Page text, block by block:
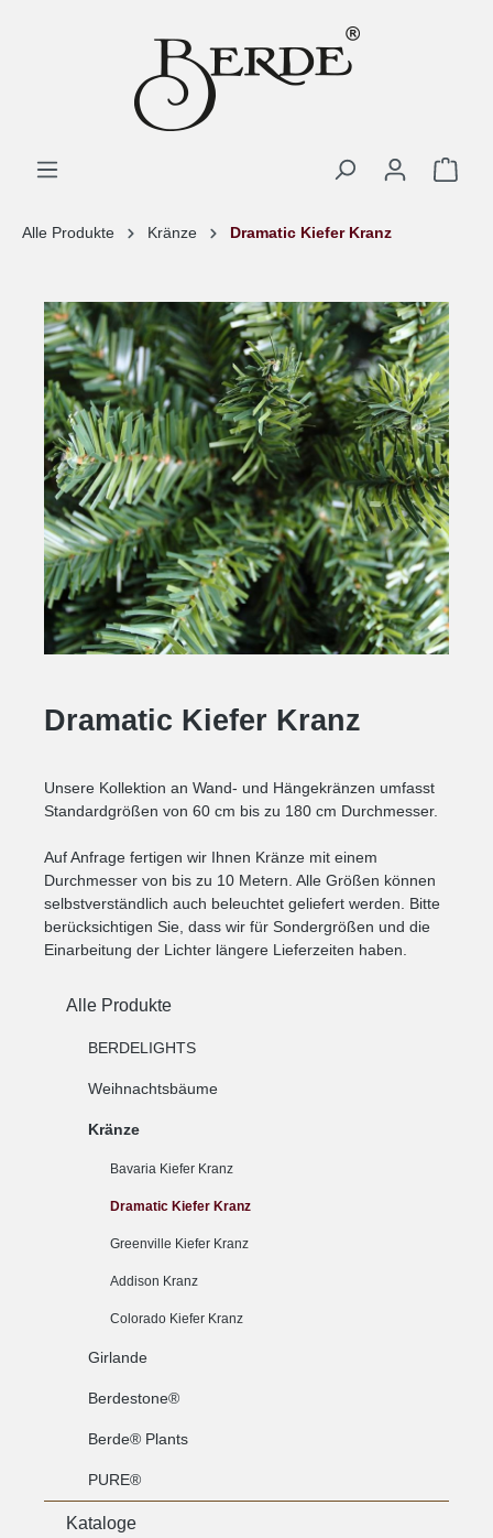
Alle Produkte Kränze Dramatic Kiefer Kranz
Dramatic Kiefer Kranz
Unsere Kollektion an Wand- und Hängekränzen umfasst
Standardgrößen von 60 cm bis zu 180 cm Durchmesser.
Auf Anfrage fertigen wir Ihnen Kränze mit einem
Durchmesser von bis zu 10 Metern. Alle Größen können
selbstverständlich auch beleuchtet geliefert werden. Bitte
berücksichtigen Sie, dass wir für Sondergrößen und die
Einarbeitung der Lichter längere Lieferzeiten haben.
Alle Produkte
BERDELIGHTS
Weihnachtsbäume
Kränze
Bavaria Kiefer Kranz
Dramatic Kiefer Kranz
Greenville Kiefer Kranz
Addison Kranz
Colorado Kiefer Kranz
Girlande
Berdestone®
Berde® Plants
PURE®
Kataloge